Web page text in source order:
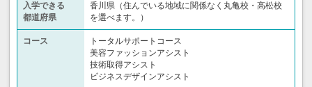
入学できる
都道府県
香川県（住んでいる地域に関係なく丸亀校・高松校
を選べます。）
コース
トータルサポートコース
美容ファッションアシスト
技術取得アシスト
ビジネスデザインアシスト